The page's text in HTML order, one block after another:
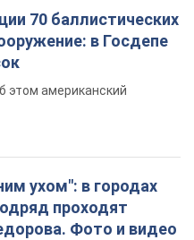
70 баллистических
в Госдепе
этом американский
ухом": в городах
проходят
Фото и видео